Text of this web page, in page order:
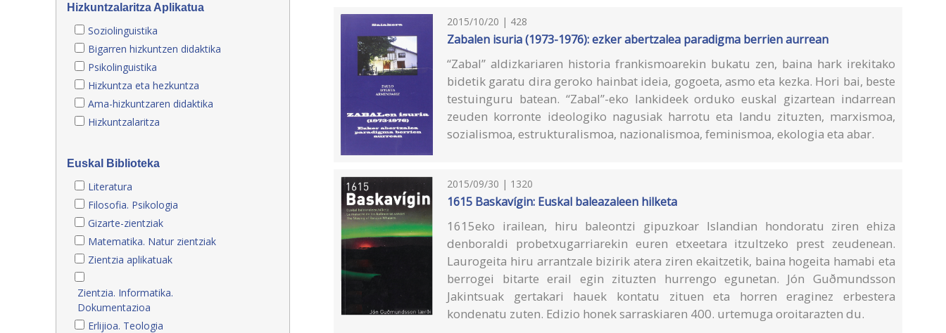
Hizkuntzalaritza Aplikatua
Soziolinguistika
Bigarren hizkuntzen didaktika
Psikolinguistika
Hizkuntza eta hezkuntza
Ama-hizkuntzaren didaktika
Hizkuntzalaritza
Euskal Biblioteka
Literatura
Filosofia. Psikologia
Gizarte-zientziak
Matematika. Natur zientziak
Zientzia aplikatuak
Zientzia. Informatika.
Dokumentazioa
Erlijioa. Teologia
2015/10/20 | 428
Zabalen isuria (1973-1976): ezker abertzalea paradigma berrien aurrean
“Zabal” aldizkariaren historia frankismoarekin bukatu zen, baina hark irekitako
bidetik garatu dira geroko hainbat ideia, gogoeta, asmo eta kezka. Hori bai, beste
testuinguru batean. “Zabal”-eko lankideek orduko euskal gizartean indarrean
zeuden korronte ideologiko nagusiak harrotu eta landu zituzten, marxismoa,
sozialismoa, estrukturalismoa, nazionalismoa, feminismoa, ekologia eta abar.
2015/09/30 | 1320
1615 Baskavígin: Euskal baleazaleen hilketa
1615eko irailean, hiru baleontzi gipuzkoar Islandian hondoratu ziren ehiza
denboraldi probetxugarriarekin euren etxeetara itzultzeko prest zeudenean.
Laurogeita hiru arrantzale bizirik atera ziren ekaitzetik, baina hogeita hamabi eta
berrogei bitarte erail egin zituzten hurrengo egunetan. Jón Guðmundsson
Jakintsuak gertakari hauek kontatu zituen eta horren eraginez erbestera
kondenatu zuten. Edizio honek sarraskiaren 400. urtemuga oroitarazten du.